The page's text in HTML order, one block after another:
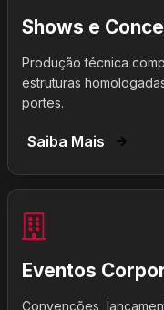
Shows e
Produção técnica
estruturas
portes.
Saiba Mais
Eventos
Convenções,